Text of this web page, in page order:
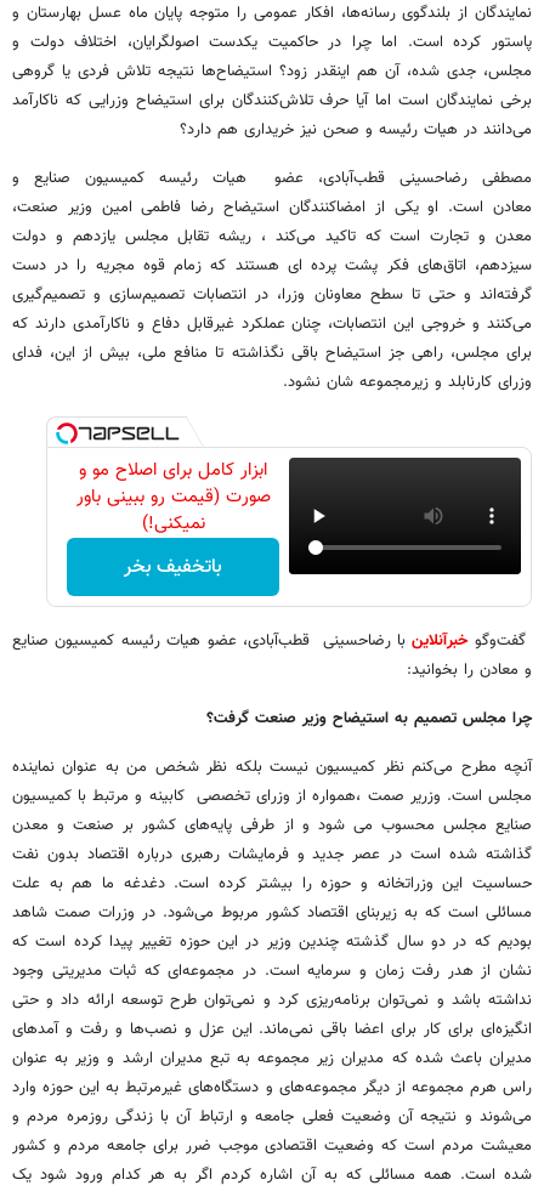
نمایندگان از بلندگوی رسانه‌ها، افکار عمومی را متوجه پایان ماه عسل بهارستان و
پاستور کرده است. اما چرا در حاکمیت یکدست اصولگرایان، اختلاف دولت و
مجلس، جدی شده، آن هم اینقدر زود؟ استیضاح‌ها نتیجه تلاش فردی یا گروهی
برخی نمایندگان است اما آیا حرف تلاش‌کنندگان برای استیضاح وزرایی که ناکارآمد
می‌دانند در هیات رئیسه و صحن نیز خریداری هم دارد؟
مصطفی رضاحسینی قطب‌آبادی، عضو هیات رئیسه کمیسیون صنایع و
معادن است. او یکی از امضاکنندگان استیضاح رضا فاطمی امین وزیر صنعت،
معدن و تجارت است که تاکید می‌کند ، ریشه تقابل مجلس یازدهم و دولت
سیزدهم، اتاق‌های فکر پشت پرده ای هستند که زمام قوه مجریه را در دست
گرفته‌اند و حتی تا سطح معاونان وزرا، در انتصابات تصمیم‌سازی و تصمیم‌گیری
می‌کنند و خروجی این انتصابات، چنان عملکرد غیرقابل دفاع و ناکارآمدی دارند که
برای مجلس، راهی جز استیضاح باقی نگذاشته تا منافع ملی، بیش از این، فدای
وزرای کارنابلد و زیرمجموعه شان نشود.
ابزار کامل برای اصلاح مو و
صورت (قیمت رو ببینی باور
نمیکنی!)
باتخفیف بخر
گفت‌وگوخبرآنلاینبا رضاحسینی قطب‌آبادی، عضو هیات رئیسه کمیسیون صنایع
و معادن را بخوانید:
چرا مجلس تصمیم به استیضاح وزیر صنعت گرفت؟
آنچه مطرح می‌کنم نظر کمیسیون نیست بلکه نظر شخص من به عنوان نماینده
مجلس است. وزریر صمت ،همواره از وزرای تخصصی کابینه و مرتبط با کمیسیون
صنایع مجلس محسوب می شود و از طرفی پایه‌های کشور بر صنعت و معدن
گذاشته شده است در عصر جدید و فرمایشات رهبری درباره اقتصاد بدون نفت
حساسیت این وزراتخانه و حوزه را بیشتر کرده است. دغدغه ما هم به علت
مسائلی است که به زیربنای اقتصاد کشور مربوط می‌شود. در وزرات صمت شاهد
بودیم که در دو سال گذشته چندین وزیر در این حوزه تغییر پیدا کرده است که
نشان از هدر رفت زمان و سرمایه است. در مجموعه‌ای که ثبات مدیریتی وجود
نداشته باشد و نمی‌توان برنامه‌ریزی کرد و نمی‌توان طرح توسعه ارائه داد و حتی
انگیزه‌ای برای کار برای اعضا باقی نمی‌ماند. این عزل و نصب‌ها و رفت و آمدهای
مدیران باعث شده که مدیران زیر مجموعه به تبع مدیران ارشد و وزیر به عنوان
راس هرم مجموعه از دیگر مجموعه‌های ‌و دستگاه‌های غیرمرتبط به این حوزه وارد
می‌شوند و نتیجه آن وضعیت فعلی جامعه و ارتباط آن با زندگی روزمره مردم و
معیشت مردم است که وضعیت اقتصادی موجب ضرر برای جامعه مردم و کشور
شده است. همه مسائلی که به آن اشاره کردم اگر به هر کدام ورود شود یک